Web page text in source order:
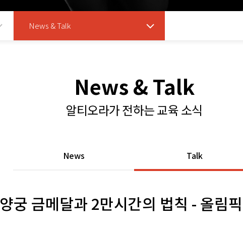
News & Talk
News & Talk
알티오라가 전하는 교육 소식
News Talk
양궁 금메달과 2만시간의 법칙 - 올림